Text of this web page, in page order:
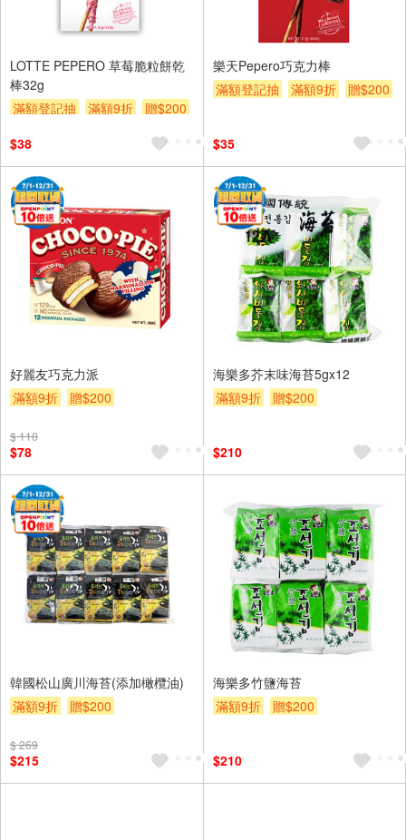
LOTTE PEPERO 草莓脆粒餅乾
棒32g
滿額登記抽
滿額9折
贈$200
$38
樂天Pepero巧克力棒
滿額登記抽
滿額9折 贈$200
$35
好麗友巧克力派
滿額9折
贈$200
$ 110
$78
海樂多芥末味海苔5gx12
滿額9折
贈$200
$210
韓國松山廣川海苔(添加橄欖油)
滿額9折
贈$200
$ 269
$215
海樂多竹鹽海苔
滿額9折
贈$200
$210